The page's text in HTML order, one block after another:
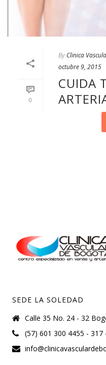
0
By Clinica
octubre 9, 2015
CUIDA
SEDE LA SOLEDAD
Calle 35 No. 24 - 32
(57) 601 300 4455 - 317